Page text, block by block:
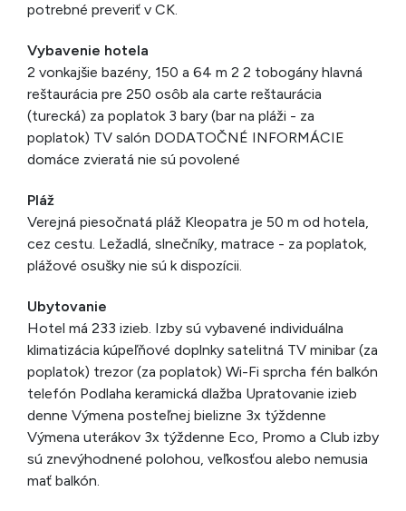
potrebné preveriť v CK.
Vybavenie hotela
2 vonkajšie bazény, 150 a 64 m 2 2 tobogány hlavná
reštaurácia pre 250 osôb ala carte reštaurácia
(turecká) za poplatok 3 bary (bar na pláži - za
poplatok) TV salón DODATOČNÉ INFORMÁCIE
domáce zvieratá nie sú povolené
Pláž
Verejná piesočnatá pláž Kleopatra je 50 m od hotela,
cez cestu. Ležadlá, slnečníky, matrace - za poplatok,
plážové osušky nie sú k dispozícii.
Ubytovanie
Hotel má 233 izieb. Izby sú vybavené individuálna
klimatizácia kúpeľňové doplnky satelitná TV minibar (za
poplatok) trezor (za poplatok) Wi-Fi sprcha fén balkón
telefón Podlaha keramická dlažba Upratovanie izieb
denne Výmena posteľnej bielizne 3x týždenne
Výmena uterákov 3x týždenne Eco, Promo a Club izby
sú znevýhodnené polohou, veľkosťou alebo nemusia
mať balkón.